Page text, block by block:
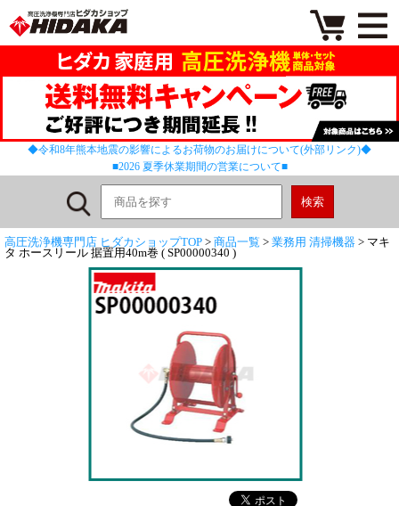
◆令和8年熊本地震の影響によるお荷物のお届けについて(外部リンク)◆
■2026 夏季休業期間の営業について■
高圧洗浄機専門店 ヒダカショップTOP > 商品一覧 > 業務用 清掃機器 > マキ
タ ホースリール 据置用40m巻 ( SP00000340 )